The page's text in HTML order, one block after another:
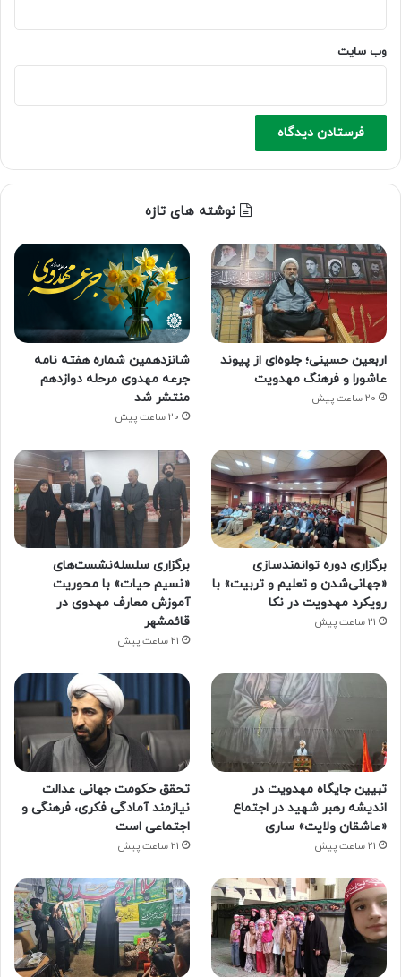
وب‌ سایت
نوشته های تازه
اربعین حسینی؛ جلوه‌ای از پیوند
عاشورا و فرهنگ مهدویت
20 ساعت پیش
شانزدهمین شماره هفته‌ نامه
جرعه مهدوی مرحله دوازدهم
منتشر شد
20 ساعت پیش
برگزاری دوره توانمندسازی
«جهانی‌شدن و تعلیم و تربیت» با
رویکرد مهدویت در نکا
21 ساعت پیش
برگزاری سلسله‌نشست‌های
«نسیم حیات» با محوریت
آموزش معارف مهدوی در
قائمشهر
21 ساعت پیش
تبیین جایگاه مهدویت در
اندیشه رهبر شهید در اجتماع
«عاشقان ولایت» ساری
21 ساعت پیش
تحقق حکومت جهانی عدالت
نیازمند آمادگی فکری، فرهنگی و
اجتماعی است
21 ساعت پیش